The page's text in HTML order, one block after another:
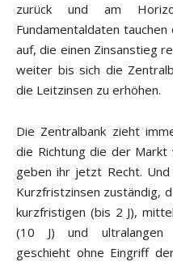
zurück und am
Fundamentaldaten
auf, die einen Zinsanstieg
weiter bis sich die
die Leitzinsen zu erhöhen.
Die Zentralbank zieht
die Richtung die der Markt
geben ihr jetzt Recht.
Kurzfristzinsen zuständig,
kurzfristigen (bis 2 J),
(10 J) und ultralangen
geschieht ohne Eingriff